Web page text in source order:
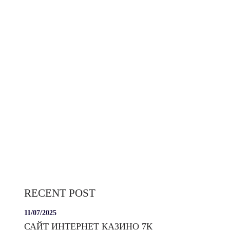
RECENT POST
11/07/2025
САЙТ ИНТЕРНЕТ КАЗИНО 7К